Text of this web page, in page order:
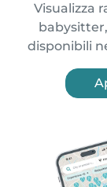
Visualizza
disponibili